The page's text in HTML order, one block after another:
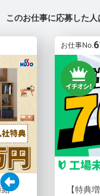
このお仕事に応募した
お仕事No.
【特典